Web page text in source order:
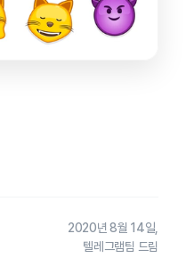
2020년 8월 14일,
텔레그램팀 드림